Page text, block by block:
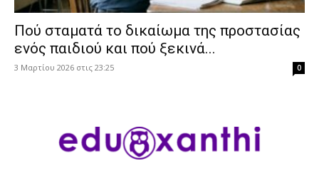
Πού σταματά το δικαίωμα της προστασίας
ενός παιδιού και πού ξεκινά...
3 Μαρτίου 2026 στις 23:25 0